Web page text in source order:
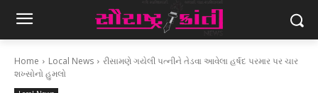
Home Local News
રીસામણે ગયેલી પત્નીને તેડવા આવેલા હર્ષદ પરમાર પર ચાર
શખ્સોનો હુમલો